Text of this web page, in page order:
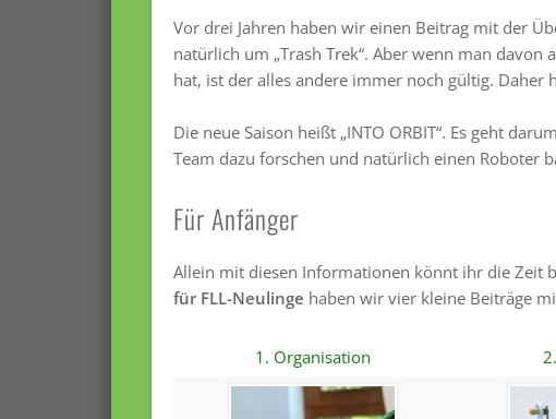
Vor drei Jahren haben wir einen Beitrag mit der
natürlich um „Trash Trek“. Aber wenn man davon
hat, ist der alles andere immer noch gültig. Daher
Die neue Saison heißt „INTO ORBIT“. Es geht
Team dazu forschen und natürlich einen Roboter
Für Anfänger
Allein mit diesen Informationen könnt ihr die Zeit
für FLL-Neulinge haben wir vier kleine Beiträge
1. Organisation